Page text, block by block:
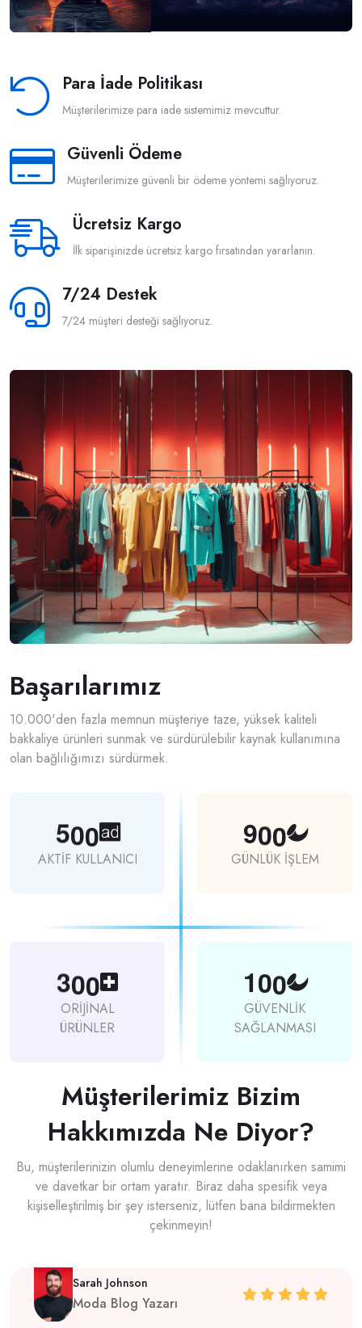
Para İade Politikası
Müşterilerimize para iade sistemimiz mevcuttur.
Güvenli Ödeme
Müşterilerimize güvenli bir ödeme yöntemi sağlıyoruz.
Ücretsiz Kargo
İlk siparişinizde ücretsiz kargo fırsatından yararlanın.
7/24 Destek
7/24 müşteri desteği sağlıyoruz.
Başarılarımız
10.000'den fazla memnun müşteriye taze, yüksek kaliteli
bakkaliye ürünleri sunmak ve sürdürülebilir kaynak kullanımına
olan bağlılığımızı sürdürmek.
500
AKTİF KULLANICI
900
GÜNLÜK İŞLEM
300
ORİJİNAL
ÜRÜNLER
100
GÜVENLİK
SAĞLANMASI
Müşterilerimiz Bizim
Hakkımızda Ne Diyor?
Bu, müşterilerinizin olumlu deneyimlerine odaklanırken samimi
ve davetkar bir ortam yaratır. Biraz daha spesifik veya
kişiselleştirilmiş bir şey isterseniz, lütfen bana bildirmekten
çekinmeyin!
Sarah Johnson
Moda Blog Yazarı